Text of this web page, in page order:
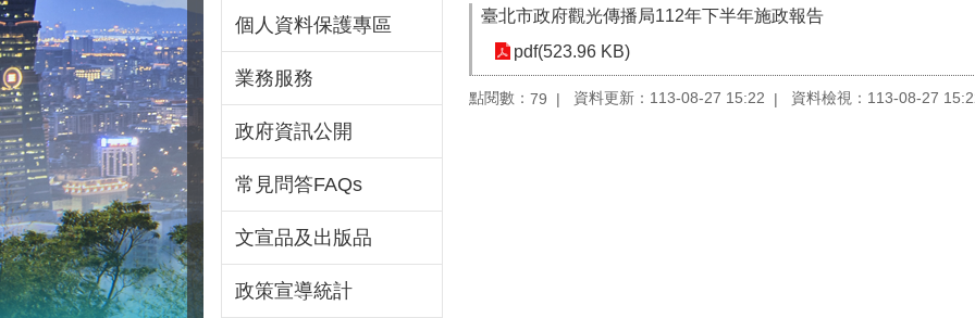
個人資料保護專區
業務服務
政府資訊公開
常見問答FAQs
文宣品及出版品
政策宣導統計
臺北市政府觀光傳播局112年下半年施政報告
pdf(523.96 KB)
點閱數： 79 資料更新：113-08-27 15:22 資料檢視：113-08-27